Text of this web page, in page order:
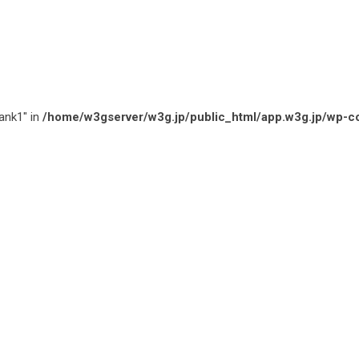
in/home/w3gserver/w3g.jp/public_html/app.w3g.jp/wp-